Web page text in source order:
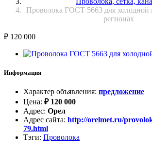
Проволока ГОСТ 5663 для холодной
регионах
₽ 120 000
Информация
Характер объявления: предложение
Цена: ₽120 000
Адрес: Орел
Адрес сайта: http://orelmet.ru/
79.html
Тэги: Проволока